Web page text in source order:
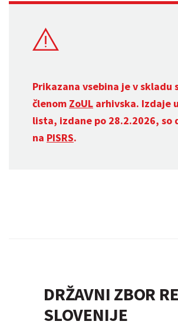
Prikazana vsebina je v skladu
členom ZoUL arhivska. Izdaje
lista, izdane po 28.2.2026, so
na PISRS.
DRŽAVNI ZBOR
SLOVENIJE